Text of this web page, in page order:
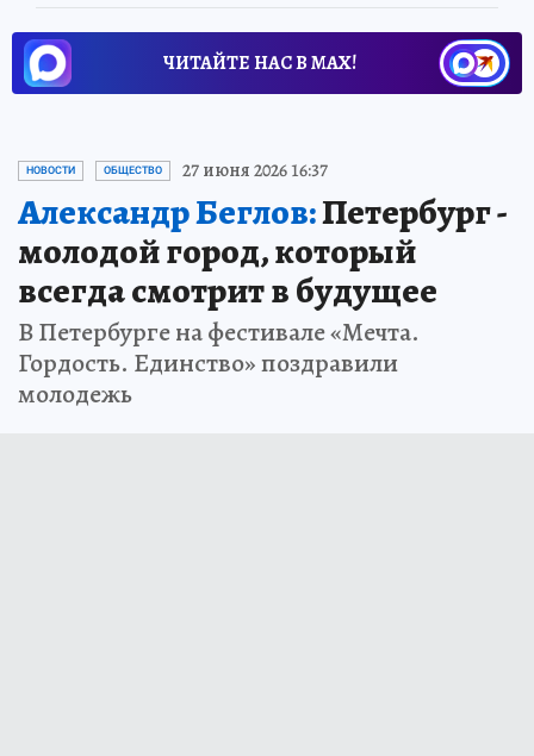
ЧИТАЙТЕ НАС В МАХ!
НОВОСТИ ОБЩЕСТВО 27 июня 2026 16:37
Александр Беглов:Петербург -
молодой город, который
всегда смотрит в будущее
В Петербурге на фестивале «Мечта.
Гордость. Единство» поздравили
молодежь